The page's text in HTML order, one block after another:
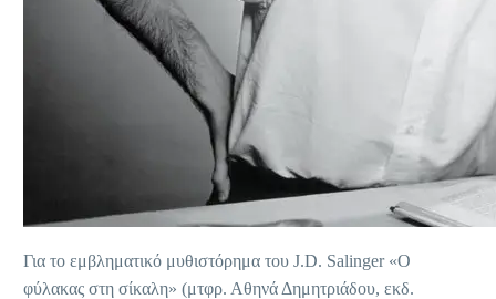
Για το εμβληματικό μυθιστόρημα του J.D. Salinger «Ο
φύλακας στη σίκαλη» (μτφρ. Αθηνά Δημητριάδου, εκδ.